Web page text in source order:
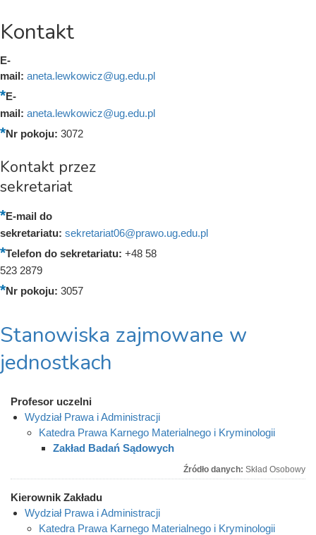
Kontakt
E-
mail: aneta.lewkowicz@ug.edu.pl
E-
mail: aneta.lewkowicz@ug.edu.pl
Nr pokoju: 3072
Kontakt przez
sekretariat
E-mail do
sekretariatu: sekretariat06@prawo.ug.edu.pl
Telefon do sekretariatu: +48 58
523 2879
Nr pokoju: 3057
Stanowiska zajmowane w
jednostkach
Profesor uczelni
Wydział Prawa i Administracji
Katedra Prawa Karnego Materialnego i Kryminologii
Zakład Badań Sądowych
Źródło danych: Skład Osobowy
Kierownik Zakładu
Wydział Prawa i Administracji
Katedra Prawa Karnego Materialnego i Kryminologii